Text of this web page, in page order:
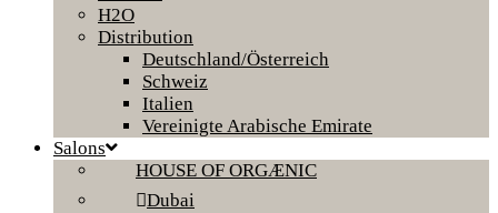
H2O
Distribution
Deutschland/Österreich
Schweiz
Italien
Vereinigte Arabische Emirate
Salons
HOUSE OF ORGÆNIC
Dubai